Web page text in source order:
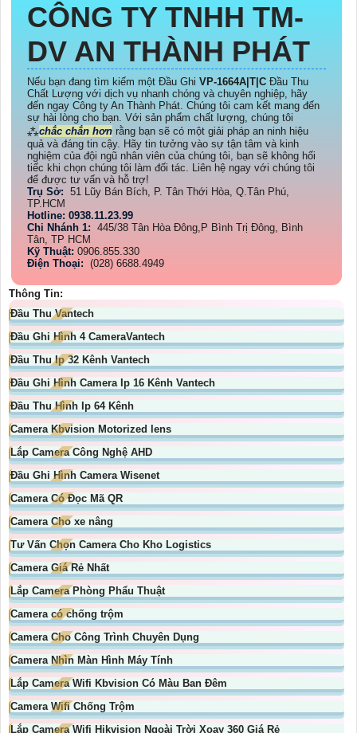
CÔNG TY TNHH TM-
DV AN THÀNH PHÁT
Nếu bạn đang tìm kiếm một Đầu Ghi VP-1664A|T|C Đầu Thu
Chất Lượng với dịch vụ nhanh chóng và chuyên nghiệp, hãy
đến ngay Công ty An Thành Phát. Chúng tôi cam kết mang đến
sự hài lòng cho bạn. Với sản phẩm chất lượng, chúng tôi
⁂chắc chắn hơn rằng bạn sẽ có một giải pháp an ninh hiệu
quả và đáng tin cậy. Hãy tin tưởng vào sự tận tâm và kinh
nghiệm của đội ngũ nhân viên của chúng tôi, bạn sẽ không hối
tiếc khi chọn chúng tôi làm đối tác. Liên hệ ngay với chúng tôi
để được tư vấn và hỗ trợ!
Trụ Sở: 51 Lũy Bán Bích, P. Tân Thới Hòa, Q.Tân Phú,
TP.HCM
Hotline: 0938.11.23.99
Chi Nhánh 1: 445/38 Tân Hòa Đông,P Bình Trị Đông, Bình
Tân, TP HCM
Kỹ Thuật: 0906.855.330
Điện Thoại: (028) 6688.4949
Thông Tin:
Đầu Thu Vantech
Đầu Ghi Hình 4 CameraVantech
Đầu Thu Ip 32 Kênh Vantech
Đầu Ghi Hình Camera Ip 16 Kênh Vantech
Đầu Thu Hình Ip 64 Kênh
Camera Kbvision Motorized lens
Lắp Camera Công Nghệ AHD
Đầu Ghi Hình Camera Wisenet
Camera Có Đọc Mã QR
Camera Cho xe nâng
Tư Vấn Chọn Camera Cho Kho Logistics
Camera Giá Rẻ Nhất
Lắp Camera Phòng Phẩu Thuật
Camera có chống trộm
Camera Cho Công Trình Chuyên Dụng
Camera Nhìn Màn Hình Máy Tính
Lắp Camera Wifi Kbvision Có Màu Ban Đêm
Camera Wifi Chống Trộm
Lắp Camera Wifi Hikvision Ngoài Trời Xoay 360 Giá Rẻ